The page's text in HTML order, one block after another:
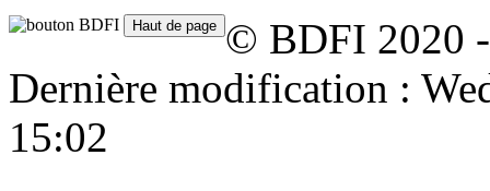
© BDFI 2020
Dernière modification :
15:02